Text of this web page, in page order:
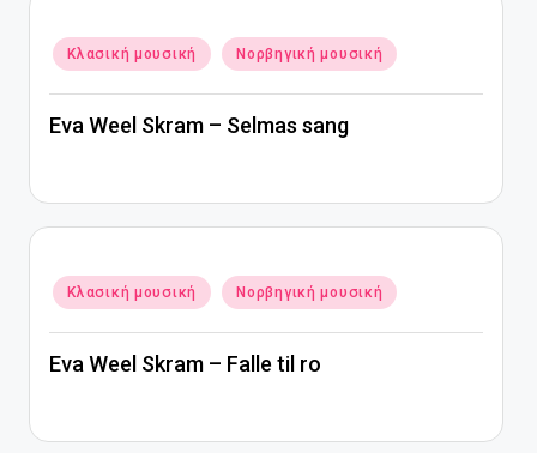
Αναρτήθηκε
σε
Κλασική μουσική Νορβηγική μουσική
Eva Weel Skram – Selmas sang
Αναρτήθηκε
σε
Κλασική μουσική Νορβηγική μουσική
Eva Weel Skram – Falle til ro